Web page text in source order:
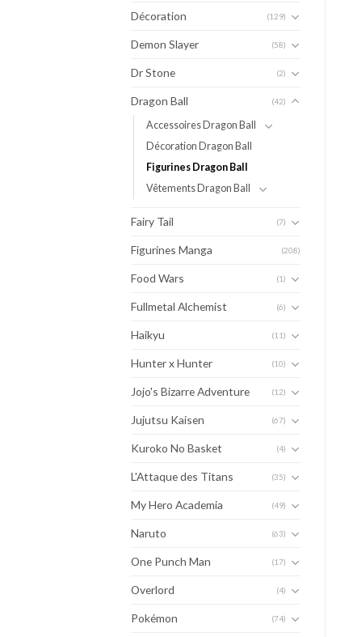
Décoration (129)
Demon Slayer (58)
Dr Stone (2)
Dragon Ball (42)
Accessoires Dragon Ball
Décoration Dragon Ball
Figurines Dragon Ball
Vêtements Dragon Ball
Fairy Tail (7)
Figurines Manga (208)
Food Wars (1)
Fullmetal Alchemist (6)
Haikyu (11)
Hunter x Hunter (10)
Jojo's Bizarre Adventure (12)
Jujutsu Kaisen (67)
Kuroko No Basket (4)
L'Attaque des Titans (35)
My Hero Academia (49)
Naruto (63)
One Punch Man (17)
Overlord (4)
Pokémon (74)